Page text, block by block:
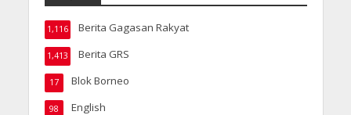
Berita Gagasan Rakyat
1,116
Berita GRS
1,413
Blok Borneo
17
English
98